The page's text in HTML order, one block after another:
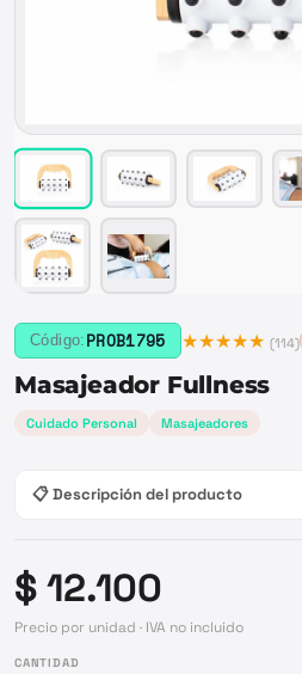
Código: PROB1795 ★★★★★ (114)
Masajeador Fullness
Cuidado Personal Masajeadores
📋 Descripción del producto
$ 12.100
Precio por unidad · IVA no incluido
CANTIDAD